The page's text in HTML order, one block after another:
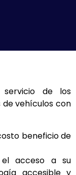
servicio de los
vehículos con
beneficio de
el acceso a su
accesible y